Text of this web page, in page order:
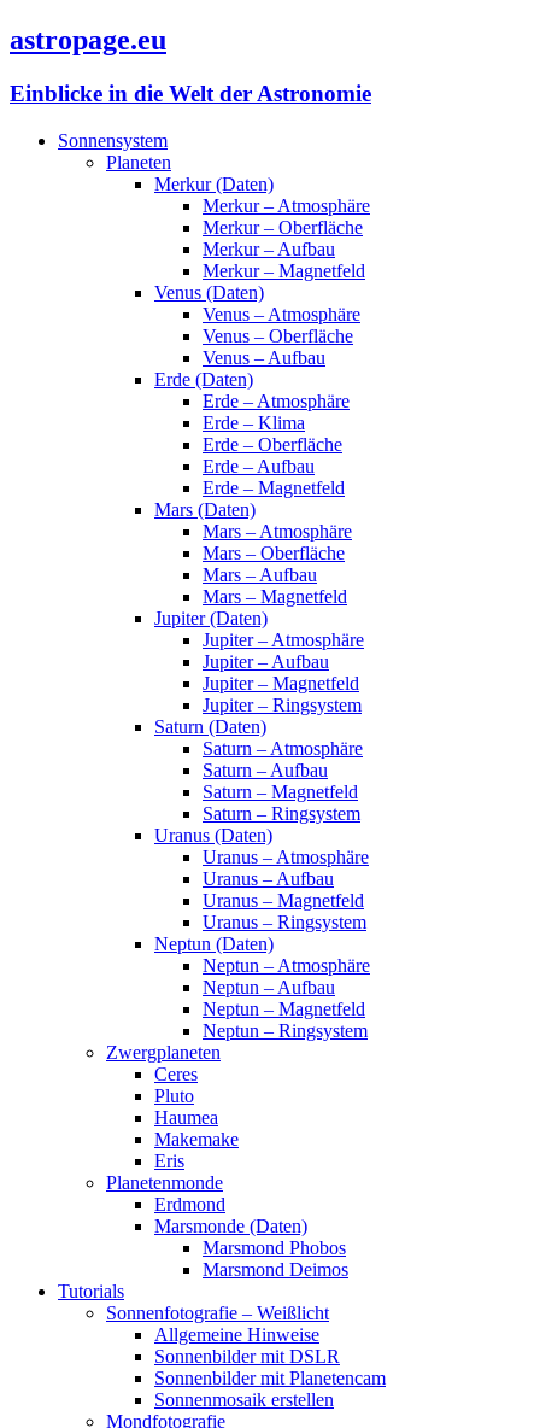
astropage.eu
Einblicke in die Welt der Astronomie
Sonnensystem
Planeten
Merkur (Daten)
Merkur – Atmosphäre
Merkur – Oberfläche
Merkur – Aufbau
Merkur – Magnetfeld
Venus (Daten)
Venus – Atmosphäre
Venus – Oberfläche
Venus – Aufbau
Erde (Daten)
Erde – Atmosphäre
Erde – Klima
Erde – Oberfläche
Erde – Aufbau
Erde – Magnetfeld
Mars (Daten)
Mars – Atmosphäre
Mars – Oberfläche
Mars – Aufbau
Mars – Magnetfeld
Jupiter (Daten)
Jupiter – Atmosphäre
Jupiter – Aufbau
Jupiter – Magnetfeld
Jupiter – Ringsystem
Saturn (Daten)
Saturn – Atmosphäre
Saturn – Aufbau
Saturn – Magnetfeld
Saturn – Ringsystem
Uranus (Daten)
Uranus – Atmosphäre
Uranus – Aufbau
Uranus – Magnetfeld
Uranus – Ringsystem
Neptun (Daten)
Neptun – Atmosphäre
Neptun – Aufbau
Neptun – Magnetfeld
Neptun – Ringsystem
Zwergplaneten
Ceres
Pluto
Haumea
Makemake
Eris
Planetenmonde
Erdmond
Marsmonde (Daten)
Marsmond Phobos
Marsmond Deimos
Tutorials
Sonnenfotografie – Weißlicht
Allgemeine Hinweise
Sonnenbilder mit DSLR
Sonnenbilder mit Planetencam
Sonnenmosaik erstellen
Mondfotografie